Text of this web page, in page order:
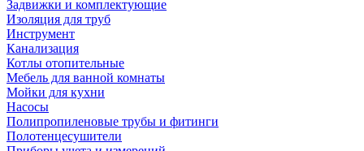
Задвижки и комплектующие
Изоляция для труб
Инструмент
Канализация
Котлы отопительные
Мебель для ванной комнаты
Мойки для кухни
Насосы
Полипропиленовые трубы и фитинги
Полотенцесушители